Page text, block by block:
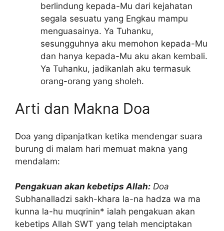
berlindung kepada-Mu dari kejahatan
segala sesuatu yang Engkau mampu
menguasainya. Ya Tuhanku,
sesungguhnya aku memohon kepada-Mu
dan hanya kepada-Mu aku akan kembali.
Ya Tuhanku, jadikanlah aku termasuk
orang-orang yang sholeh.
Arti dan Makna Doa
Doa yang dipanjatkan ketika mendengar suara
burung di malam hari memuat makna yang
mendalam:
Pengakuan akan kebetips Allah: Doa
Subhanalladzi sakh-khara la-na hadza wa ma
kunna la-hu muqrinin* ialah pengakuan akan
kebetips Allah SWT yang telah menciptakan